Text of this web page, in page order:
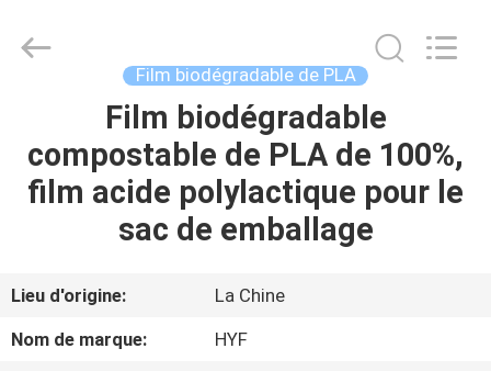
MAISON
PRODUITS
AU
Packaging
Film biodégradable de PLA
Film biodégradable
compostable de PLA de 100%,
film acide polylactique pour le
sac de emballage
Lieu d'origine:
La Chine
Nom de marque:
HYF